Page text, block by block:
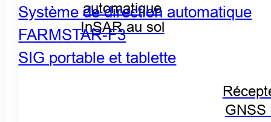
automatique
InSAR au sol
GNSS
Système de direction automatique
FARMSTAR-F3
SIG portable et tablette